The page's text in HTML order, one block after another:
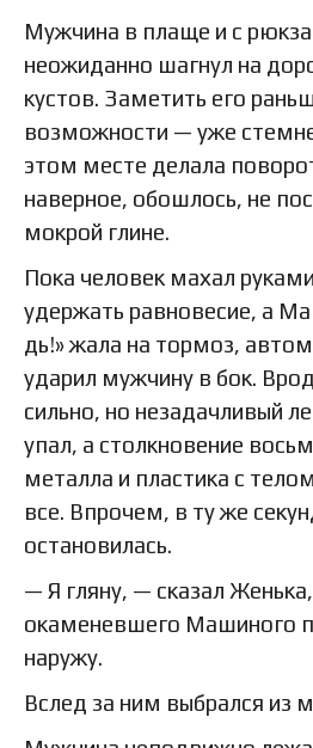
Мужчина в плаще и с
неожиданно шагнул на
кустов. Заметить его
возможности — уже
этом месте делала
наверное, обошлось, не
мокрой глине.
Пока человек махал
удержать равновесие, а
дь!» жала на тормоз,
ударил мужчину в бок.
сильно, но незадачливый
упал, а столкновение
металла и пластика с
все. Впрочем, в ту же
остановилась.
— Я гляну, — сказал
окаменевшего Машиного
наружу.
Вслед за ним выбрался из